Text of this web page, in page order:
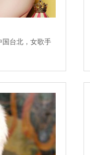
台北，女歌手